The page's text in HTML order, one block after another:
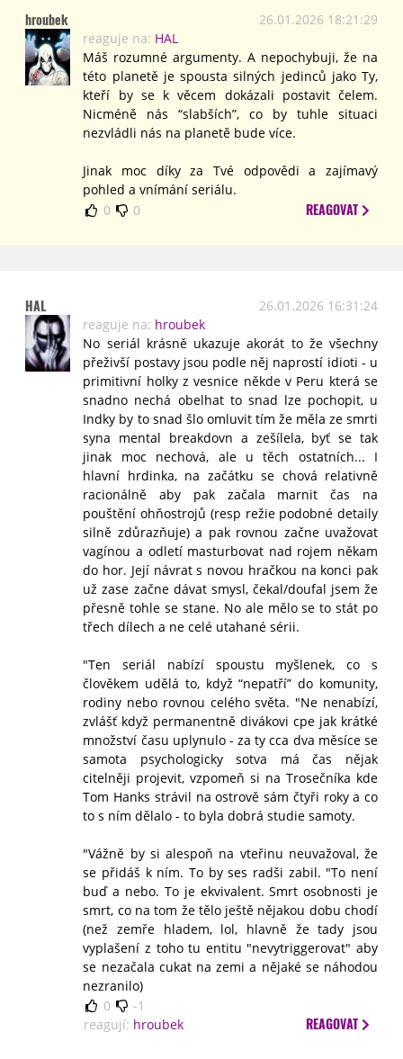
hroubek
26.01.2026 18:21:29
reaguje na: HAL
Máš rozumné argumenty. A nepochybuji, že na
této planetě je spousta silných jedinců jako Ty,
kteří by se k věcem dokázali postavit čelem.
Nicméně nás “slabších”, co by tuhle situaci
nezvládli nás na planetě bude více.
Jinak moc díky za Tvé odpovědi a zajímavý
pohled a vnímání seriálu.
0
0 REAGOVAT
HAL
26.01.2026 16:31:24
reaguje na: hroubek
No seriál krásně ukazuje akorát to že všechny
přeživší postavy jsou podle něj naprostí idioti - u
primitivní holky z vesnice někde v Peru která se
snadno nechá obelhat to snad lze pochopit, u
Indky by to snad šlo omluvit tím že měla ze smrti
syna mental breakdovn a zešílela, byť se tak
jinak moc nechová, ale u těch ostatních... I
hlavní hrdinka, na začátku se chová relativně
racionálně aby pak začala marnit čas na
pouštění ohňostrojů (resp režie podobné detaily
silně zdůrazňuje) a pak rovnou začne uvažovat
vagínou a odletí masturbovat nad rojem někam
do hor. Její návrat s novou hračkou na konci pak
už zase začne dávat smysl, čekal/doufal jsem že
přesně tohle se stane. No ale mělo se to stát po
třech dílech a ne celé utahané sérii.
"Ten seriál nabízí spoustu myšlenek, co s
člověkem udělá to, když “nepatří” do komunity,
rodiny nebo rovnou celého světa. "Ne nenabízí,
zvlášť když permanentně divákovi cpe jak krátké
množství času uplynulo - za ty cca dva měsíce se
samota psychologicky sotva má čas nějak
citelněji projevit, vzpomeň si na Trosečníka kde
Tom Hanks strávil na ostrově sám čtyři roky a co
to s ním dělalo - to byla dobrá studie samoty.
"Vážně by si alespoň na vteřinu neuvažoval, že
se přidáš k ním. To by ses radši zabil. "To není
buď a nebo. To je ekvivalent. Smrt osobnosti je
smrt, co na tom že tělo ještě nějakou dobu chodí
(než zemře hladem, lol, hlavně že tady jsou
vyplašení z toho tu entitu "nevytriggerovat" aby
se nezačala cukat na zemi a nějaké se náhodou
nezranilo)
0
-1
reagují: hroubek REAGOVAT